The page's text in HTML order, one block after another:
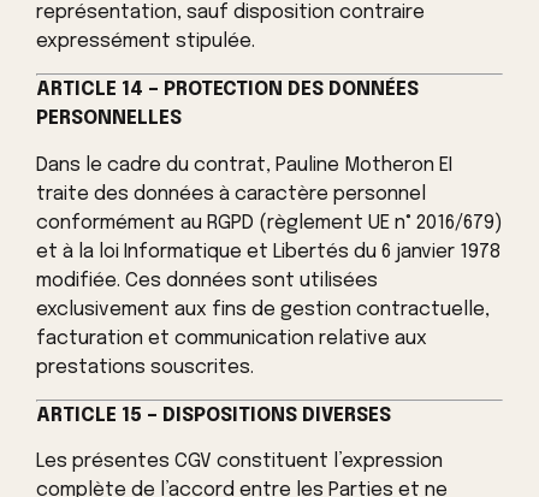
représentation, sauf disposition contraire
expressément stipulée.
ARTICLE 14 – PROTECTION DES DONNÉES
PERSONNELLES
Dans le cadre du contrat, Pauline Motheron EI
traite des données à caractère personnel
conformément au RGPD (règlement UE n° 2016/679)
et à la loi Informatique et Libertés du 6 janvier 1978
modifiée. Ces données sont utilisées
exclusivement aux fins de gestion contractuelle,
facturation et communication relative aux
prestations souscrites.
ARTICLE 15 – DISPOSITIONS DIVERSES
Les présentes CGV constituent l’expression
complète de l’accord entre les Parties et ne